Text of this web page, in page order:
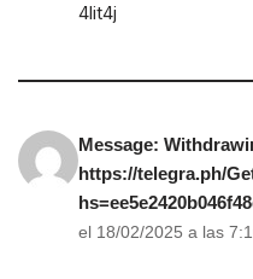
4lit4j
Message:
https://telegra.ph/
el 18/02/2025 a las